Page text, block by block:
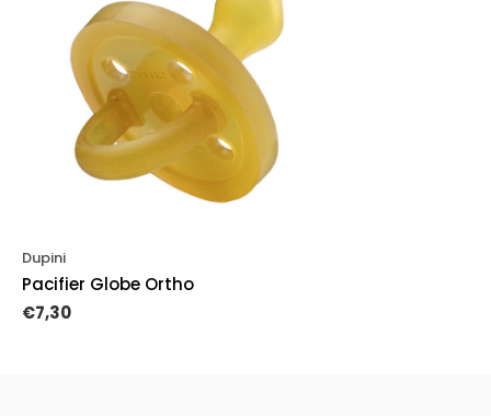
Dupini
Pacifier Globe Ortho
€7,30